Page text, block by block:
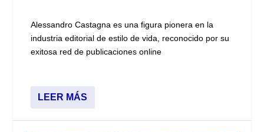
Alessandro Castagna es una figura pionera en la
industria editorial de estilo de vida, reconocido por su
exitosa red de publicaciones online
LEER MÁS